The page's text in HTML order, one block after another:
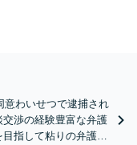
意わいせつで逮捕され
渉の経験豊富な弁護
指して粘りの弁護活